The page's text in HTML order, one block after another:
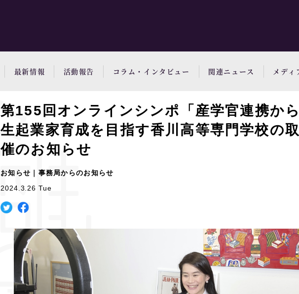
最新情報 活動報告 コラム・インタビュー 関連ニュース メディ
第155回オンラインシンポ「産学官連携か
生起業家育成を目指す香川高等専門学校の
催のお知らせ
お知らせ｜事務局からのお知らせ
2024.3.26 Tue